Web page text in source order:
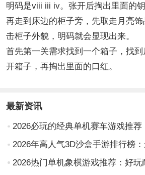
明码是viii iii iv。张开后掏出里面的钥
再走到床边的柜子旁，先取走月亮
击柜子外貌，明码就会显现出来。
首先第一关需求找到一个箱子，找
开箱子，再掏出里面的口红。
最新资讯